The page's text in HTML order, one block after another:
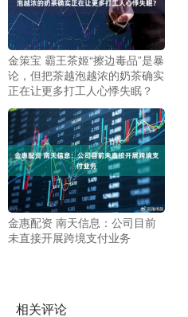
金策宝 霸王茶姬“擦边毒品”是暴
论，但把茶越泡越浓的奶茶确实
正在让更多打工人心悸失眠？
金惠配资 南天信息：公司目前
未直接开展跨境支付业务
相关评论